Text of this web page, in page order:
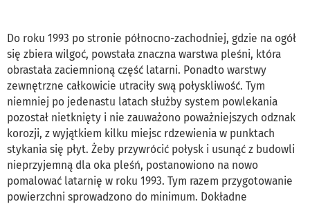
Do roku 1993 po stronie północno-zachodniej, gdzie na ogół
się zbiera wilgoć, powstała znaczna warstwa pleśni, która
obrastała zaciemnioną część latarni. Ponadto warstwy
zewnętrzne całkowicie utraciły swą połyskliwość. Tym
niemniej po jedenastu latach służby system powlekania
pozostał nietknięty i nie zauważono poważniejszych odznak
korozji, z wyjątkiem kilku miejsc rdzewienia w punktach
stykania się płyt. Żeby przywrócić połysk i usunąć z budowli
nieprzyjemną dla oka pleśń, postanowiono na nowo
pomalować latarnię w roku 1993. Tym razem przygotowanie
powierzchni sprowadzono do minimum. Dokładne